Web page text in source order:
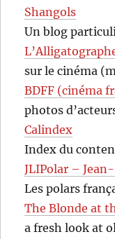
Shangols
Un blog
sur le cinéma
BDFF (cinéma
photos
Calindex
Index du
JLIPolar –
Les polars
The Blonde at
a fresh look at